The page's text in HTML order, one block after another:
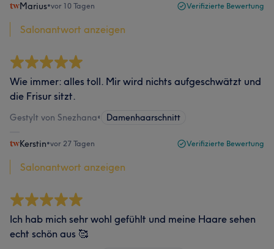
Marius•vor 10 Tagen Verifizierte Bewertung
Salonantwort anzeigen
Wie immer: alles toll. Mir wird nichts aufgeschwätzt und
die Frisur sitzt.
Gestylt von Snezhana• Damenhaarschnitt
Kerstin•vor 27 Tagen Verifizierte Bewertung
Salonantwort anzeigen
Ich hab mich sehr wohl gefühlt und meine Haare sehen
echt schön aus 🥰